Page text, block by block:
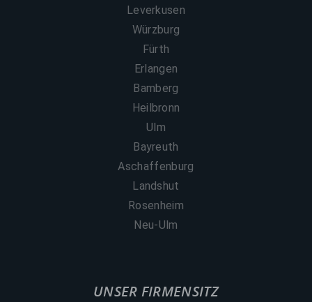
Leverkusen
Würzburg
Fürth
Erlangen
Bamberg
Heilbronn
Ulm
Bayreuth
Aschaffenburg
Landshut
Rosenheim
Neu-Ulm
UNSER FIRMENSITZ